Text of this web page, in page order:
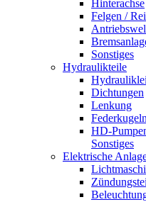
Hinterachse
Felgen /
Sonstiges
Hydraulikteile
Dichtungen
Lenkung
HD-
Sonstiges
Elektrische